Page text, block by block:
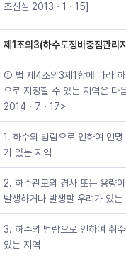
조신설 2013ㆍ1ㆍ15]
제1조의3(하수도정비중점관리
① 법 제4조의3제1항에 따라 하
으로 지정할 수 있는 지역은 다
2014ㆍ7ㆍ17>
1. 하수의 범람으로 인하여 인
가 있는 지역
2. 하수관로의 경사 또는 용량
발생하거나 발생할 우려가 있는
3. 하수의 범람으로 인하여 취
있는 지역